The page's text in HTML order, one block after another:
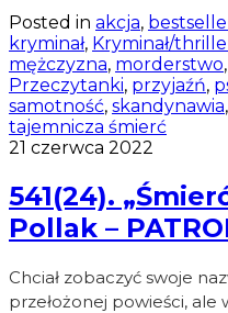
Posted in akcja,
kryminał, Kryminał/
mężczyzna, morderstwo,
Przeczytanki, przyjaźń,
samotność, skandynawia,
tajemnicza śmierć
21 czerwca 2022
541(24).
Pollak –
Chciał zobaczyć swoje
przełożonej powieści, ale